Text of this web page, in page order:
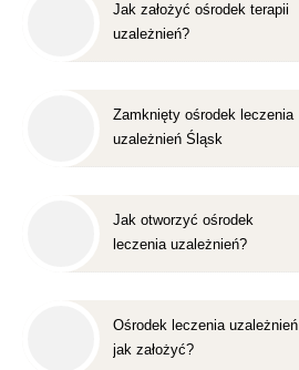
Jak założyć ośrodek terapii
uzależnień?
Zamknięty ośrodek leczenia
uzależnień Śląsk
Jak otworzyć ośrodek
leczenia uzależnień?
Ośrodek leczenia uzależnień
jak założyć?